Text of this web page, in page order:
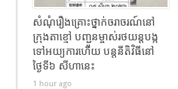
សំណុំរឿងគ្រោះថ្នាក់ចរាចរណ៍នៅ
ក្រុងតាខ្មៅ បញ្ជូនម្ចាស់រថយន្តបង្ក
ទៅអយ្យការហើយ បន្តនីតិវិធីនៅ
ថ្ងៃទី៦ សីហានេះ
1 hour ago